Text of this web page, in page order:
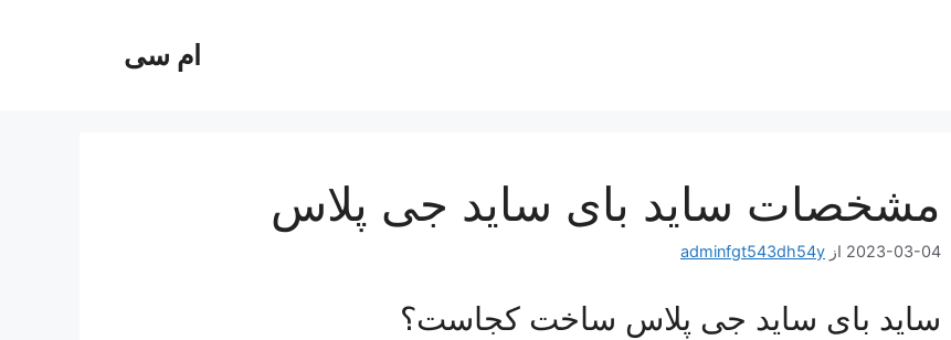
ام سی
مشخصات ساید بای ساید جی پلاس
2023-03-04 از adminfgt543dh54y
ساید بای ساید جی پلاس ساخت کجاست؟